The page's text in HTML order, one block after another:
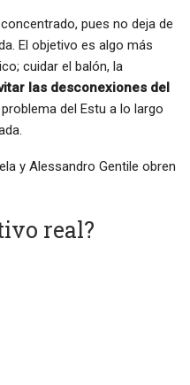
pues no deja de
El objetivo es algo más
cuidar el balón, la
las desconexiones del
del Estu a lo largo
y Alessandro Gentile obren
real?